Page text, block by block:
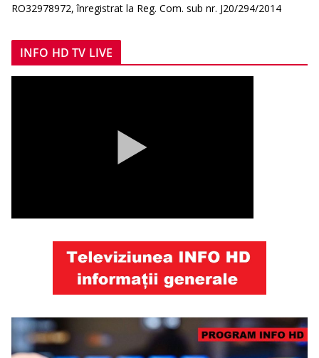
RO32978972, înregistrat la Reg. Com. sub nr. J20/294/2014
INFO HD TV LIVE